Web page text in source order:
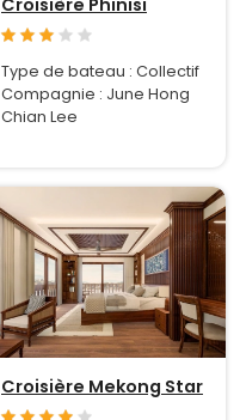
Type de bateau : Collectif
Compagnie : June Hong
Chian Lee
Croisière Mekong Star